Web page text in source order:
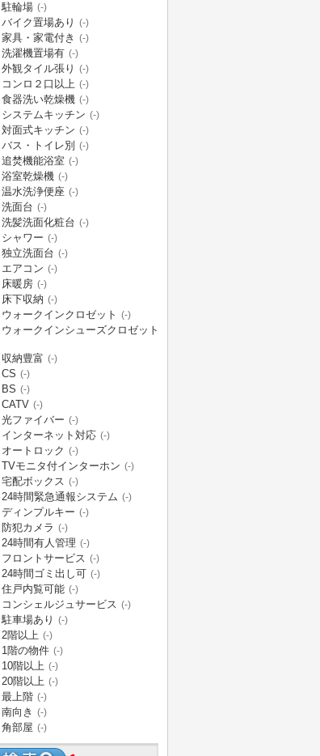
駐輪場 (-)
バイク置場あり (-)
家具・家電付き (-)
洗濯機置場有 (-)
外観タイル張り (-)
コンロ２口以上 (-)
食器洗い乾燥機 (-)
システムキッチン (-)
対面式キッチン (-)
バス・トイレ別 (-)
追焚機能浴室 (-)
浴室乾燥機 (-)
温水洗浄便座 (-)
洗面台 (-)
洗髪洗面化粧台 (-)
シャワー (-)
独立洗面台 (-)
エアコン (-)
床暖房 (-)
床下収納 (-)
ウォークインクロゼット (-)
ウォークインシューズクロゼット
収納豊富 (-)
CS (-)
BS (-)
CATV (-)
光ファイバー (-)
インターネット対応 (-)
オートロック (-)
TVモニタ付インターホン (-)
宅配ボックス (-)
24時間緊急通報システム (-)
ディンプルキー (-)
防犯カメラ (-)
24時間有人管理 (-)
フロントサービス (-)
24時間ゴミ出し可 (-)
住戸内覧可能 (-)
コンシェルジュサービス (-)
駐車場あり (-)
2階以上 (-)
1階の物件 (-)
10階以上 (-)
20階以上 (-)
最上階 (-)
南向き (-)
角部屋 (-)